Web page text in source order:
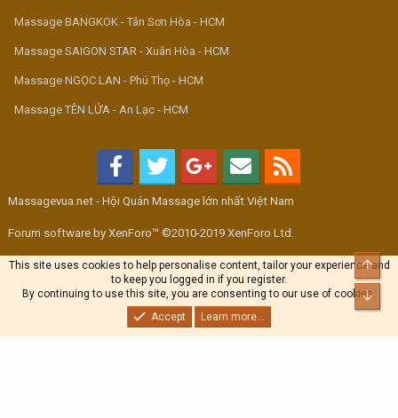
Massage BANGKOK - Tân Sơn Hòa - HCM
Massage SAIGON STAR - Xuân Hòa - HCM
Massage NGỌC LAN - Phú Thọ - HCM
Massage TÊN LỬA - An Lạc - HCM
Massagevua.net - Hội Quán Massage lớn nhất Việt Nam
Forum software by XenForo™ ©2010-2019 XenForo Ltd.
This site uses cookies to help personalise content, tailor your experience and
to keep you logged in if you register.
By continuing to use this site, you are consenting to our use of cookies.
Accept
Learn more...
Top